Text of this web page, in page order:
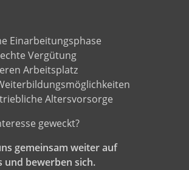
Einarbeitungsphase
Vergütung
Arbeitsplatz
Altersvorsorge
geweckt?
gemeinsam weiter auf
und bewerben sich.